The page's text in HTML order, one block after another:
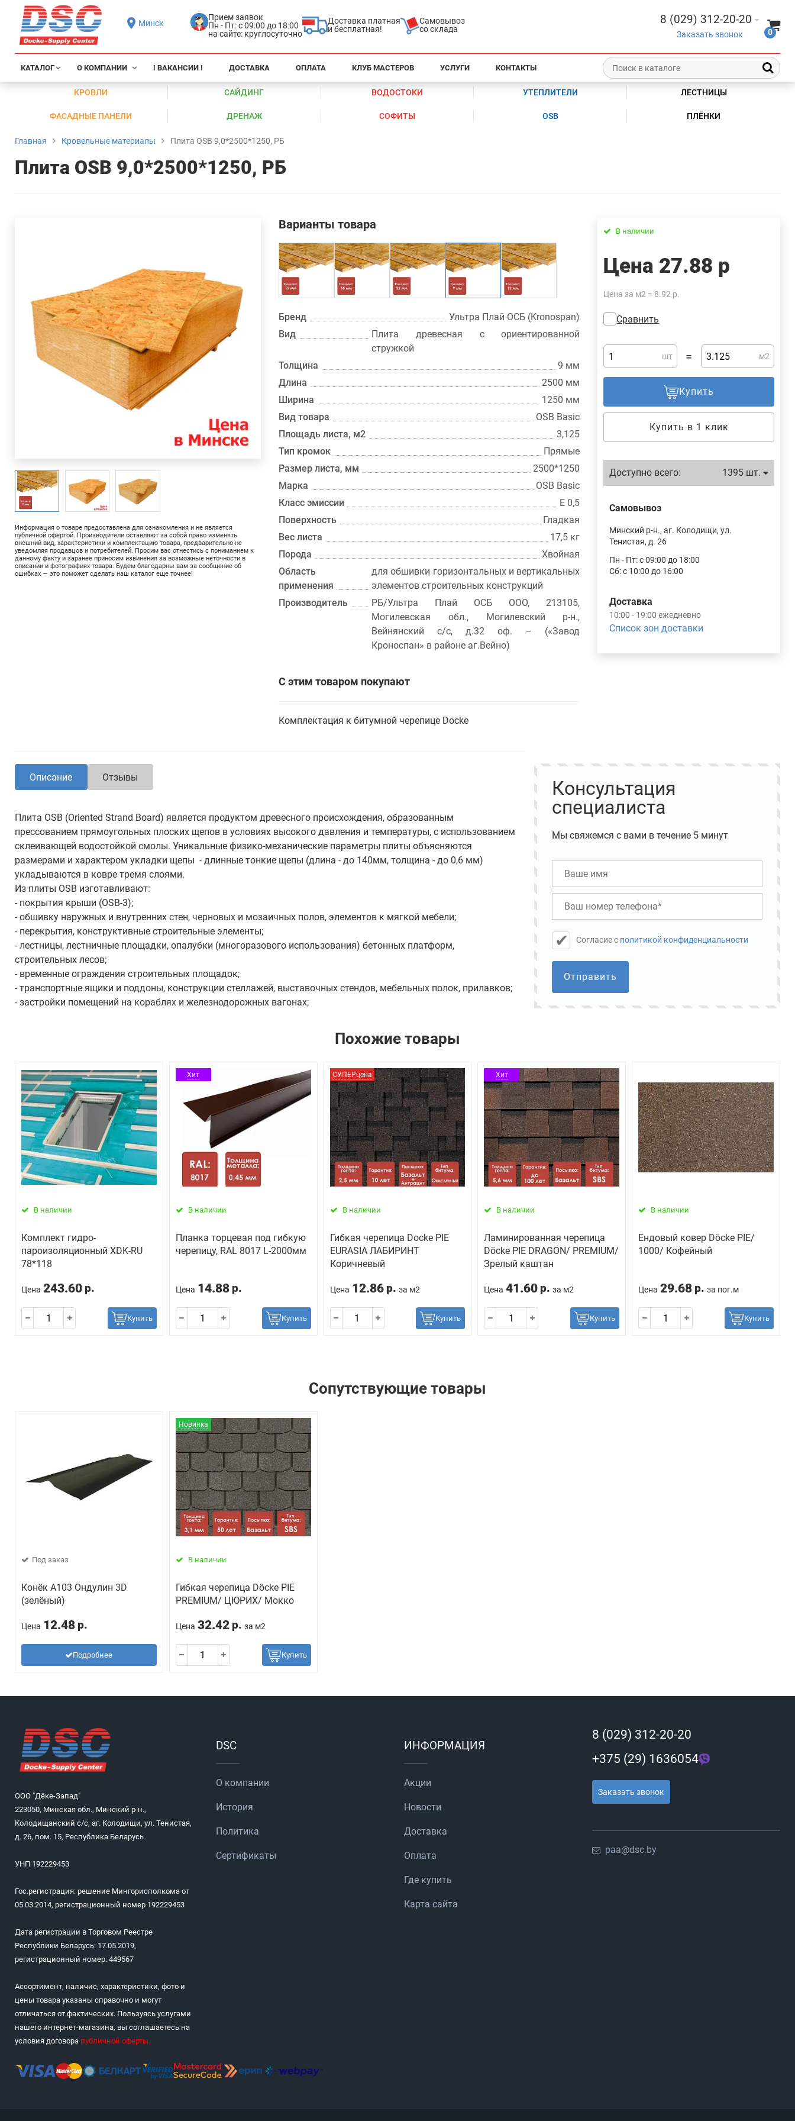
Минск
Прием заявок
Пн - Пт: с 09:00 до 18:00
на сайте: круглосуточно
Доставка платная
и бесплатная!
Самовывоз
со склада
8 (029) 312-20-20
Заказать звонок 0
КАТАЛОГ О КОМПАНИИ ! ВАКАНСИИ ! ДОСТАВКА ОПЛАТА КЛУБ МАСТЕРОВ УСЛУГИ КОНТАКТЫ
КРОВЛИ САЙДИНГ ВОДОСТОКИ УТЕПЛИТЕЛИ ЛЕСТНИЦЫ
ФАСАДНЫЕ ПАНЕЛИ ДРЕНАЖ СОФИТЫ OSB ПЛЁНКИ
Главная Кровельные материалы Плита OSB 9,0*2500*1250, РБ
Плита OSB 9,0*2500*1250, РБ
Информация о товаре предоставлена для ознакомления и не является
публичной офертой. Производители оставляют за собой право изменять
внешний вид, характеристики и комплектацию товара, предварительно не
уведомляя продавцов и потребителей. Просим вас отнестись с пониманием к
данному факту и заранее приносим извинения за возможные неточности в
описании и фотографиях товара. Будем благодарны вам за сообщение об
ошибках — это поможет сделать наш каталог еще точнее!
Варианты товара
Бренд
Ультра Плай ОСБ (Kronospan)
Вид
Плита древесная с ориентированной
стружкой
Толщина
9 мм
Длина
2500 мм
Ширина
1250 мм
Вид товара
OSB Basic
Площадь листа, м2
3,125
Тип кромок
Прямые
Размер листа, мм
2500*1250
Марка
OSB Basic
Класс эмиссии
E 0,5
Поверхность
Гладкая
Вес листа
17,5 кг
Порода
Хвойная
Область
применения
для обшивки горизонтальных и вертикальных
элементов строительных конструкций
Производитель
РБ/Ультра Плай ОСБ ООО, 213105,
Могилевская обл., Могилевский р-н.,
Вейнянский с/с, д.32 оф. – («Завод
Кроноспан» в районе аг.Вейно)
С этим товаром покупают
Комплектация к битумной черепице Docke
В наличии
Цена 27.88 р
Цена за м2 = 8.92 р.
Сравнить
шт = м2
Купить
Купить в 1 клик
Доступно всего: 1395 шт.
Самовывоз
Минский р-н., аг. Колодищи, ул.
Тенистая, д. 26
Пн - Пт: с 09:00 до 18:00
Сб: с 10:00 до 16:00
Доставка
10:00 - 19:00 ежедневно
Список зон доставки
Описание Отзывы
Плита OSB (Oriented Strand Board) является продуктом древесного происхождения, образованным
прессованием прямоугольных плоских щепов в условиях высокого давления и температуры, с использованием
склеивающей водостойкой смолы. Уникальные физико-механические параметры плиты объясняются
размерами и характером укладки щепы - длинные тонкие щепы (длина - до 140мм, толщина - до 0,6 мм)
укладываются в ковре тремя слоями.
Из плиты OSB изготавливают:
- покрытия крыши (OSB-3);
- обшивку наружных и внутренних стен, черновых и мозаичных полов, элементов к мягкой мебели;
- перекрытия, конструктивные строительные элементы;
- лестницы, лестничные площадки, опалубки (многоразового использования) бетонных платформ,
строительных лесов;
- временные ограждения строительных площадок;
- транспортные ящики и поддоны, конструкции стеллажей, выставочных стендов, мебельных полок, прилавков;
- застройки помещений на кораблях и железнодорожных вагонах;
Консультация
специалиста
Мы свяжемся с вами в течение 5 минут
Cогласие с политикой конфиденциальности
Отправить
Похожие товары
В наличии
Комплект гидро-
пароизоляционный ХDK-RU
78*118
Цена 243.60 р.
Купить
Хит
В наличии
Планка торцевая под гибкую
черепицу, RAL 8017 L-2000мм
Цена 14.88 р.
Купить
СУПЕРцена
В наличии
Гибкая черепица Docke PIE
EURASIA ЛАБИРИНТ
Коричневый
Цена 12.86 р. за м2
Купить
Хит
В наличии
Ламинированная черепица
Döcke PIE DRAGON/ PREMIUM/
Зрелый каштан
Цена 41.60 р. за м2
Купить
В наличии
Ендовый ковер Döcke PIE/
1000/ Кофейный
Цена 29.68 р. за пог.м
Купить
Сопутствующие товары
Под заказ
Конёк А103 Ондулин 3D
(зелёный)
Цена 12.48 р.
Подробнее
Новинка
В наличии
Гибкая черепица Döcke PIE
PREMIUM/ ЦЮРИХ/ Мокко
Цена 32.42 р. за м2
Купить
ООО "Дёке-Запад"
223050, Минская обл., Минский р-н.,
Колодищанский с/с, аг. Колодищи, ул. Тенистая,
д. 26, пом. 15, Республика Беларусь
УНП 192229453
Гос.регистрация: решение Мингорисполкома от
05.03.2014, регистрационный номер 192229453
Дата регистрации в Торговом Реестре
Республики Беларусь: 17.05.2019,
регистрационный номер: 449567
Ассортимент, наличие, характеристики, фото и
цены товара указаны справочно и могут
отличаться от фактических. Пользуясь услугами
нашего интернет-магазина, вы соглашаетесь на
условия договора публичной оферты.
DSC
О компании
История
Политика
Сертификаты
ИНФОРМАЦИЯ
Акции
Новости
Доставка
Оплата
Где купить
Карта сайта
8 (029) 312-20-20
+375 (29) 1636054
Заказать звонок
paa@dsc.by